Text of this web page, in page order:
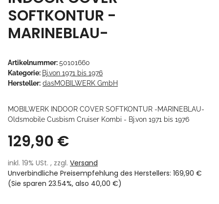
SOFTKONTUR -
MARINEBLAU-
Artikelnummer:50101660
Kategorie: Bj.von 1971 bis 1976
Hersteller: dasMOBILWERK GmbH
MOBILWERK INDOOR COVER SOFTKONTUR -MARINEBLAU-
Oldsmobile Cusbism Cruiser Kombi - Bj.von 1971 bis 1976
129,90 €
inkl. 19% USt. , zzgl. Versand
Unverbindliche Preisempfehlung des Herstellers: 169,90 €
(Sie sparen 23.54%, also 40,00 €)